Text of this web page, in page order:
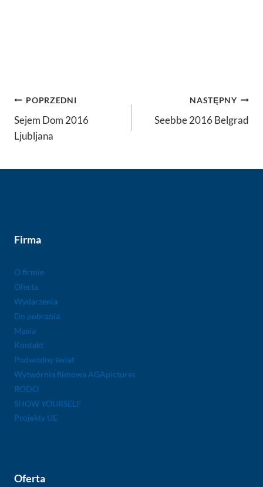
Nawigacja
wpisu
POPRZEDNI
Sejem Dom 2016
Ljubljana
NASTĘPNY
Seebbe 2016 Belgrad
Firma
O firmie
Oferta
Wydarzenia
Do pobrania
Masia
Kontakt
Podwodny świat
Wytwórnia filmowa AGApictures
RODO
SHOW YOURSELF
Projekty UE
Oferta